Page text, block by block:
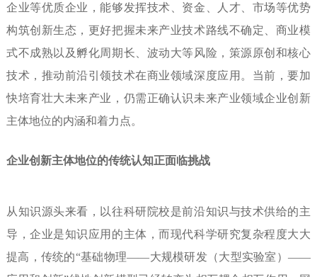
企业等优质企业，能够发挥技术、资金、人才、市场等优势
构筑创新生态，更好把握未来产业技术路线不确定、商业模
式不成熟以及孵化周期长、波动大等风险，策源原创和核心
技术，推动前沿引领技术在商业领域深度应用。 当前，要加
快培育壮大未来产业，仍需正确认识未来产业领域企业创新
主体地位的内涵和着力点。
企业创新主体地位的传统认知正面临挑战
从知识源头来看， 以往科研院校是前沿知识与技术供给的主
导，企业是知识应用的主体，而现代科学研究复杂程度大大
提高，传统的“基础物理——大规模研发（大型实验室）——